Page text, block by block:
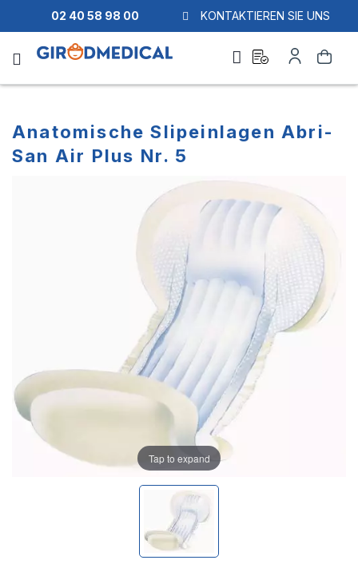
02 40 58 98 00 KONTAKTIEREN SIE UNS
Suche
quote
Konto
Anatomische Slipeinlagen Abri-
San Air Plus Nr. 5
Tap to expand